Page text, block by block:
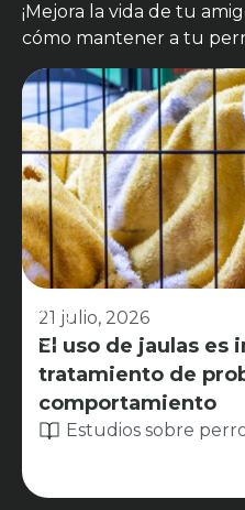
¡Mejora la vida de tu
cómo mantener a tu
21 julio, 2026
El uso de jaulas es
tratamiento de
comportamiento
Estudios sobre